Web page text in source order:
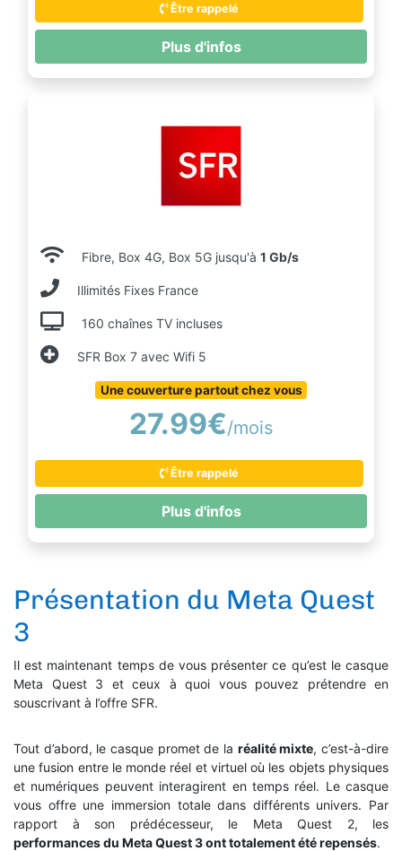
Être rappelé
Plus d'infos
Fibre, Box 4G, Box 5G jusqu'à 1 Gb/s
Illimités Fixes France
160 chaînes TV incluses
SFR Box 7 avec Wifi 5
Une couverture partout chez vous
27.99€/mois
Être rappelé
Plus d'infos
Présentation du Meta Quest
3
Il est maintenant temps de vous présenter ce qu’est le casque
Meta Quest 3 et ceux à quoi vous pouvez prétendre en
souscrivant à l’offre SFR.
Tout d’abord, le casque promet de la réalité mixte, c’est-à-dire
une fusion entre le monde réel et virtuel où les objets physiques
et numériques peuvent interagirent en temps réel. Le casque
vous offre une immersion totale dans différents univers. Par
rapport à son prédécesseur, le Meta Quest 2, les
performances du Meta Quest 3 ont totalement été repensés.